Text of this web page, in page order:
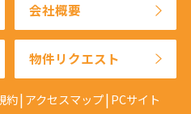
会社概要
物件リクエスト
約 アクセスマップ PCサイト